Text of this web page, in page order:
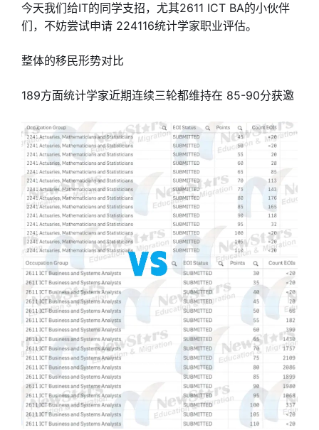
今天我们给IT的同学支招，尤其2611 ICT BA的小伙伴
们，不妨尝试申请 224116统计学家职业评估。
整体的移民形势对比
189方面统计学家近期连续三轮都维持在 85-90分获邀